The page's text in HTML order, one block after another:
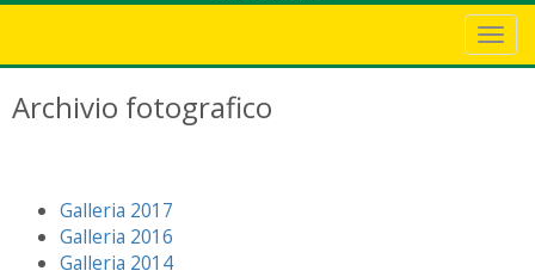
Archivio fotografico
Galleria 2017
Galleria 2016
Galleria 2014